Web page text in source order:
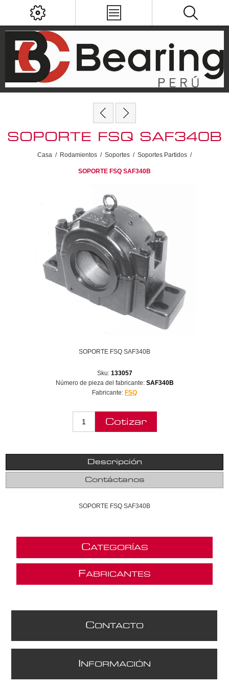
SOPORTE FSQ SAF340B
Casa / Rodamientos / Soportes / Soportes Partidos /
SOPORTE FSQ SAF340B
SOPORTE FSQ SAF340B
Sku: 133057
Número de pieza del fabricante: SAF340B
Fabricante: FSQ
Descripción
Contáctanos
SOPORTE FSQ SAF340B
CATEGORÍAS
FABRICANTES
CONTACTO
NFORMACIÓN